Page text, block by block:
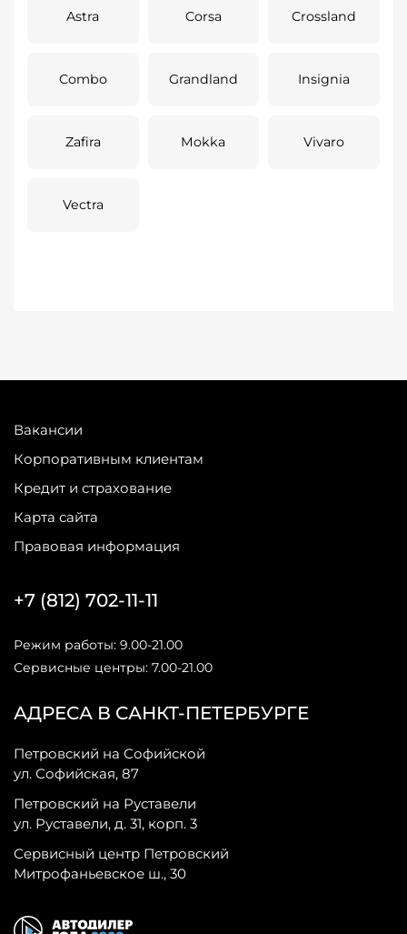
Astra Corsa Crossland
Combo Grandland Insignia
Zafira Mokka Vivaro
Vectra
Вакансии
Корпоративным клиентам
Кредит и страхование
Карта сайта
Правовая информация
АДРЕСА В САНКТ-ПЕТЕРБУРГЕ
Петровский на Софийской
ул. Софийская, 87
Петровский на Руставели
ул. Руставели, д. 31, корп. 3
Сервисный центр Петровский
Митрофаньевское ш., 30
+7 (812) 702-11-11
Режим работы: 9.00-21.00
Сервисные центры: 7.00-21.00